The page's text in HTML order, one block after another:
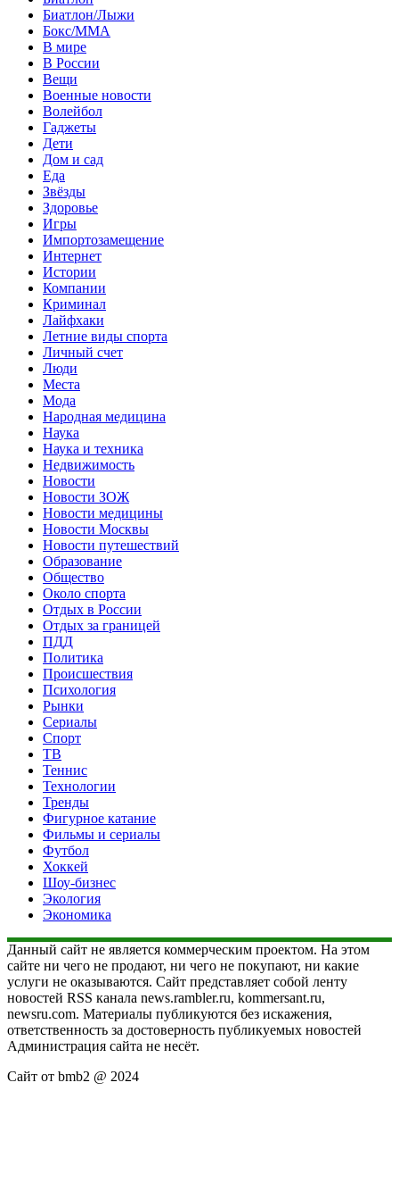
Биатлон/Лыжи
Бокс/MMA
В мире
В России
Вещи
Военные новости
Волейбол
Гаджеты
Дети
Дом и сад
Еда
Звёзды
Здоровье
Игры
Импортозамещение
Интернет
Истории
Компании
Криминал
Лайфхаки
Летние виды спорта
Личный счет
Люди
Места
Мода
Народная медицина
Наука
Наука и техника
Недвижимость
Новости
Новости ЗОЖ
Новости медицины
Новости Москвы
Новости путешествий
Образование
Общество
Около спорта
Отдых в России
Отдых за границей
ПДД
Политика
Происшествия
Психология
Рынки
Сериалы
Спорт
ТВ
Теннис
Технологии
Тренды
Фигурное катание
Фильмы и сериалы
Футбол
Хоккей
Шоу-бизнес
Экология
Экономика
Данный сайт не является коммерческим проектом. На этом
сайте ни чего не продают, ни чего не покупают, ни какие
услуги не оказываются. Сайт представляет собой ленту
новостей RSS канала news.rambler.ru, kommersant.ru,
newsru.com. Материалы публикуются без искажения,
ответственность за достоверность публикуемых новостей
Администрация сайта не несёт.
Сайт от bmb2 @ 2024